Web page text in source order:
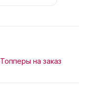
Топперы на заказ